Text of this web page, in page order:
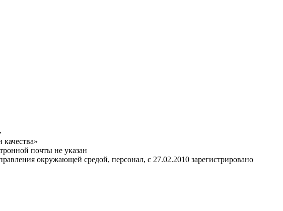
почты не указан
окружающей средой, персонал, с 27.02.2010 зарегистрировано